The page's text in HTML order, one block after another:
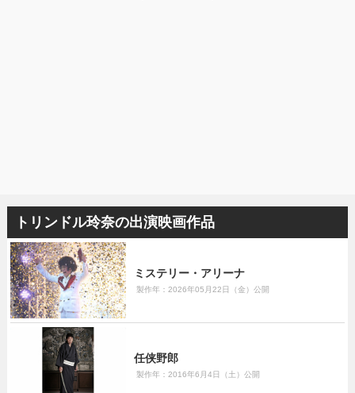
トリンドル玲奈の出演映画作品
ミステリー・アリーナ
製作年：2026年05月22日（金）公開
任侠野郎
製作年：2016年6月4日（土）公開